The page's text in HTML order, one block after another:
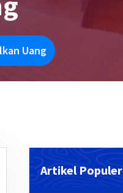
Uang
Artikel Populer